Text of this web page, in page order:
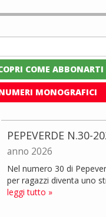
COME ABBONARTI
MONOGRAFICI
PEPEVERDE N.30-
anno 2026
Nel numero 30 di
per ragazzi diventa uno
leggi tutto »